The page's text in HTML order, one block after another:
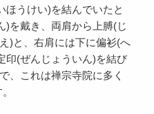
ほうけい)を結んでいたと
)を戴き、両肩から上膊(じ
)と、右肩には下に偏衫(へ
印(ぜんじょういん)を結び
、これは禅宗寺院に多く